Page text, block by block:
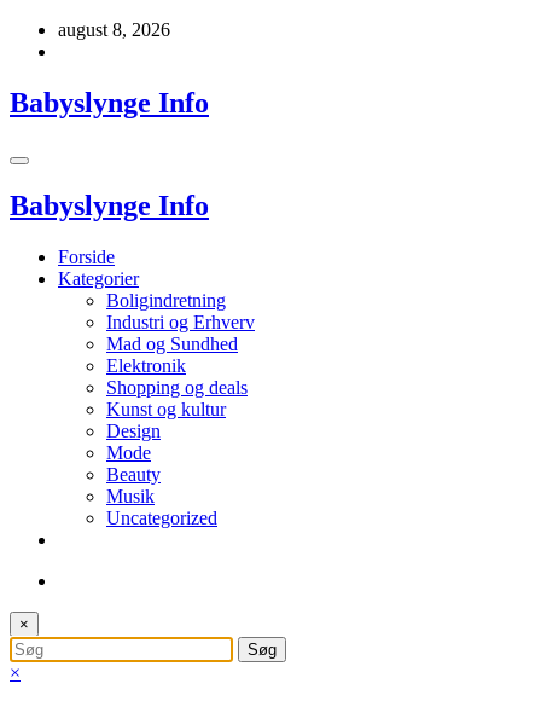
Videreaugust 8, 2026
Babyslynge Info
Babyslynge Info
Forside
Kategorier
Boligindretning
Industri og Erhverv
Mad og Sundhed
Elektronik
Shopping og deals
Kunst og kultur
Design
Mode
Beauty
Musik
Uncategorized
×
×